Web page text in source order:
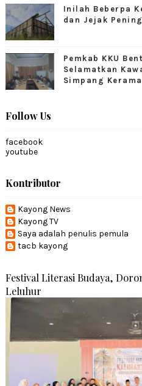
Inilah Beberpa
dan Jejak
Pemkab KKU
Selamatkan
Simpang
Follow Us
facebook
youtube
Kontributor
Kayong News
Kayong TV
Saya adalah penulis pemula
tacb kayong
Festival Literasi Budaya,
Leluhur